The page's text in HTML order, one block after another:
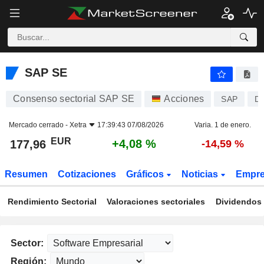
SAP SE +4,08 %
SAP SE
Consenso sectorial SAP SE Acciones SAP
Mercado cerrado - Xetra 17:39:43 07/08/2026 Varia. 1 de enero.
177,96 EUR +4,08 % -14,59 %
Resumen Cotizaciones Gráficos Noticias
Rendimiento Sectorial Valoraciones sectoriales
Sector:
Región: